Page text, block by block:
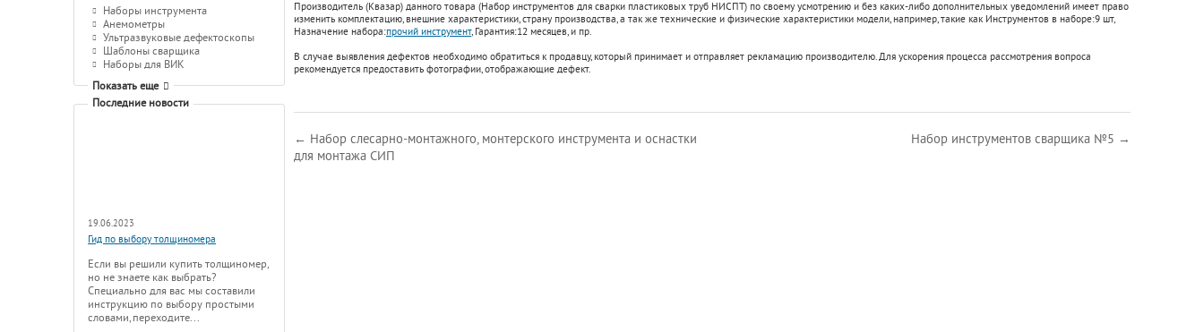
Наборы инструмента
Анемометры
Ультразвуковые дефектоскопы
Шаблоны сварщика
Наборы для ВИК
Показать еще
Последние новости
19.06.2023
Гид по выбору толщиномера
Если вы решили купить толщиномер,
но не знаете как выбрать?
Специально для вас мы составили
инструкцию по выбору простыми
словами, переходите...
Производитель (Квазар) данного товара (Набор инструментов для сварки пластиковых труб НИСПТ) по своему усмотрению и без каких-либо дополнительных уведомлений имеет право
изменить комплектацию, внешние характеристики, страну производства, а так же технические и физические характеристики модели, например, такие как Инструментов в наборе:9 шт,
Назначение набора:прочий инструмент, Гарантия:12 месяцев, и пр.
В случае выявления дефектов необходимо обратиться к продавцу, который принимает и отправляет рекламацию производителю. Для ускорения процесса рассмотрения вопроса
рекомендуется предоставить фотографии, отображающие дефект.
← Набор слесарно-монтажного, монтерского инструмента и оснастки
для монтажа СИП
Набор инструментов сварщика №5 →